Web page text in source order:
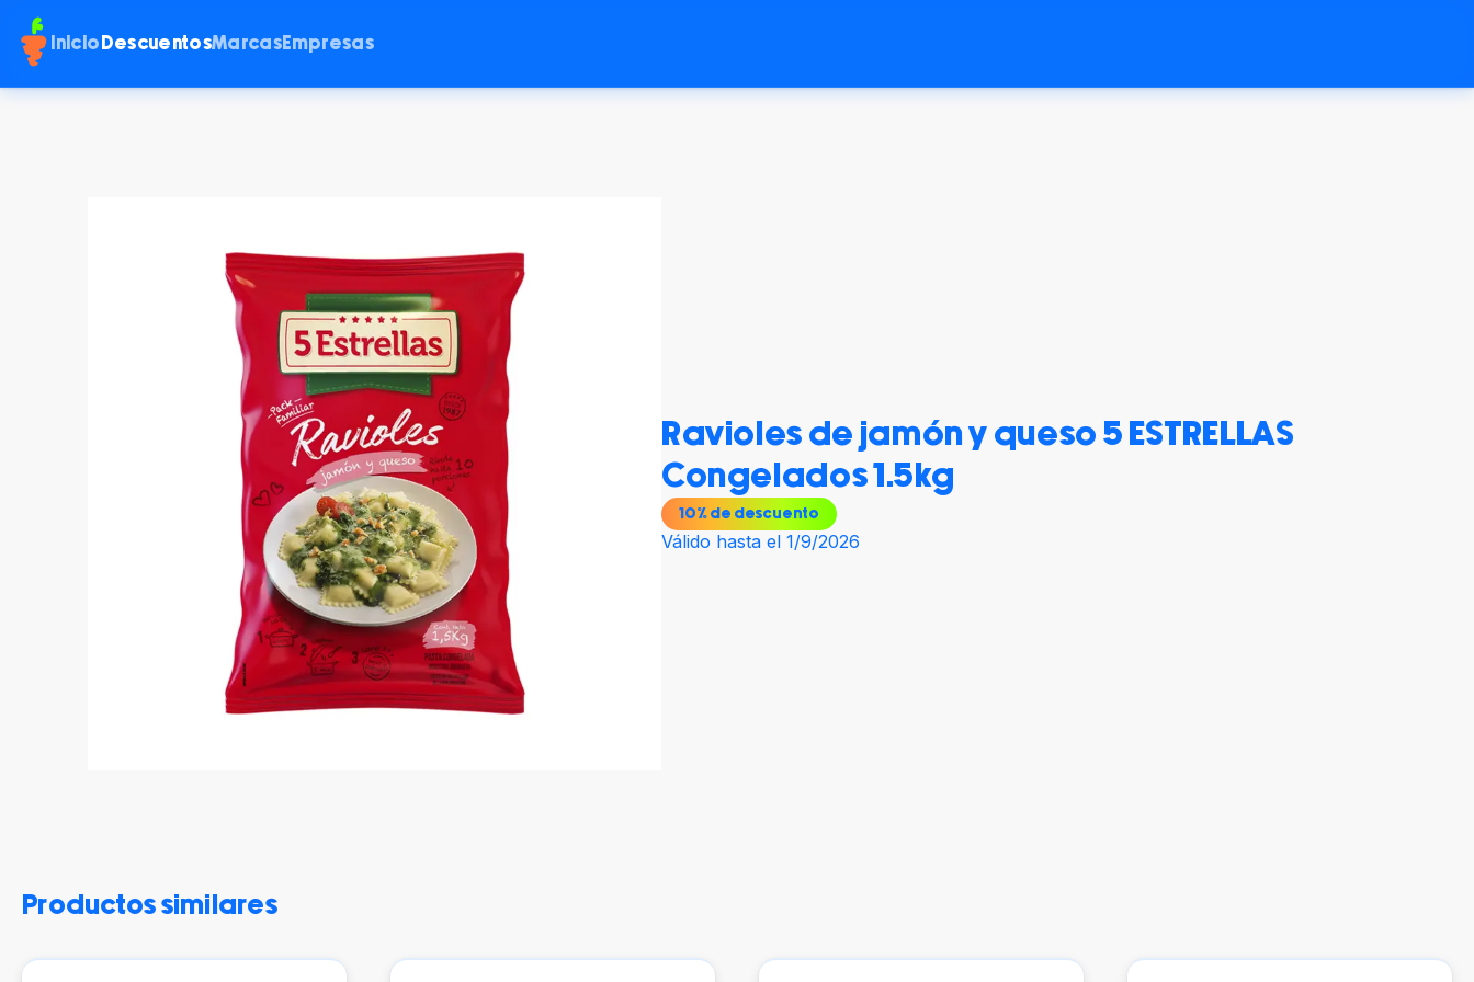
Inicio DescuentosMarcasEmpresas
Ravioles de jamón y queso 5 ESTRELLAS
Congelados 1.5kg
10% de descuento
Válido hasta el 1/9/2026
productos similares